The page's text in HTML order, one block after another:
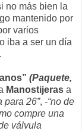
no más bien la
mantenido por
varios
iba a ser un día
(Paquete,
Manostijeras a
para 26”, -“no de
compre una
válvula